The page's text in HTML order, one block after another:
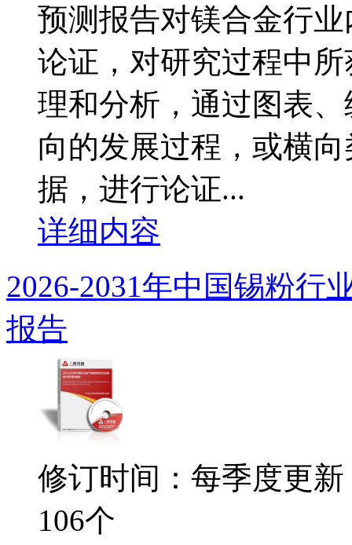
预测报告对镁合金行
论证，对研究过程中
理和分析，通过图表
向的发展过程，或横
据，进行论证...
详细内容
2026-2031年中国锡粉行
报告
修订时间：每季度更新
106个